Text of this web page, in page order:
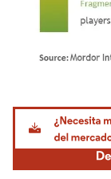
Imagen © Mordor